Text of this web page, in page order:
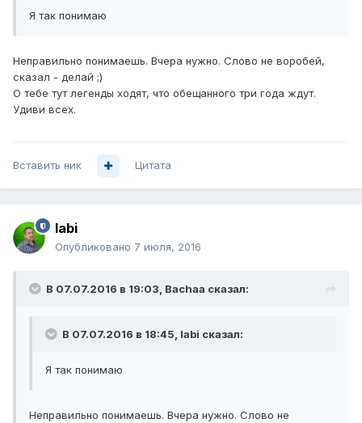
Я так понимаю
Неправильно понимаешь. Вчера нужно. Слово не воробей,
сказал - делай ;)
О тебе тут легенды ходят, что обещанного три года ждут.
Удиви всех.
Вставить ник Цитата
labi
Опубликовано 7 июля, 2016
В 07.07.2016 в 19:03, Bachaa сказал:
В 07.07.2016 в 18:45, labi сказал:
Я так понимаю
Неправильно понимаешь. Вчера нужно. Слово не